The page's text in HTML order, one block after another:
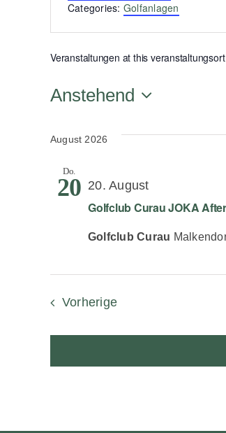
Categories: Golfanlagen
Veranstaltungen at this veranstaltungsort
Anstehend
wählen.
August 2026
Do.
20 20. August
Golfclub Curau JOKA
Golfclub Curau
VorherigeVeranstaltungen